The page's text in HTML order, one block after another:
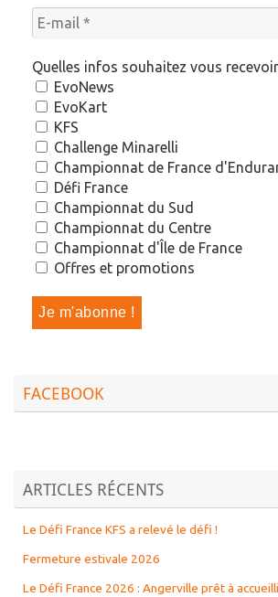
Quelles infos souhaitez vous
EvoNews
EvoKart
KFS
Challenge Minarelli
Championnat de France
Défi France
Championnat du Sud
Championnat du Centre
Championnat d'Île de France
Offres et promotions
FACEBOOK
ARTICLES RÉCENTS
Le Défi France KFS a relevé le défi !
Fermeture estivale 2026
Le Défi France 2026 : Angerville prêt à